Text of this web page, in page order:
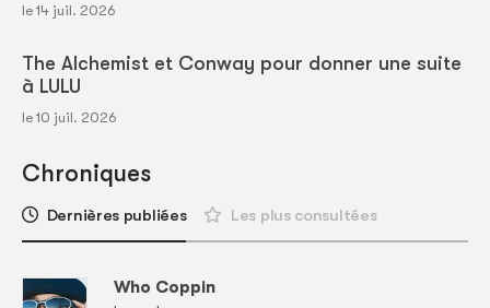
le 14 juil. 2026
The Alchemist et Conway pour donner une suite
à LULU
le 10 juil. 2026
Chroniques
Dernières publiées Les plus consultées
Who Coppin